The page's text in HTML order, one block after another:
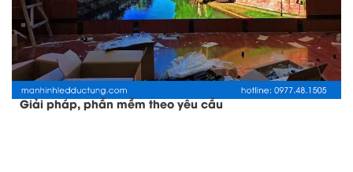
Giải pháp, phần mềm theo yêu cầu